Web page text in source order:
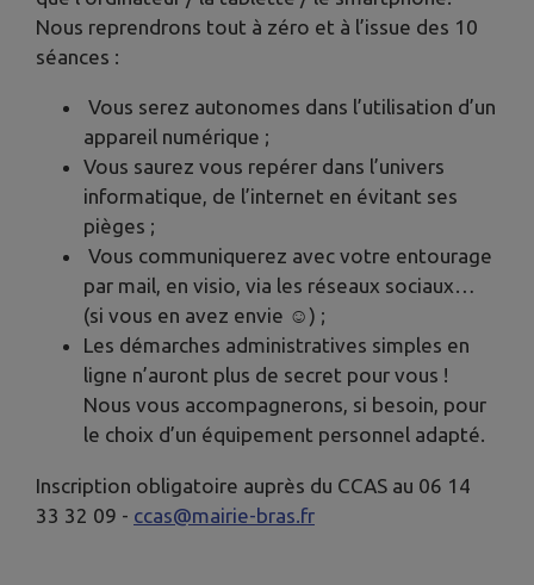
Nous reprendrons tout à zéro et à l’issue des 10
séances :
Vous serez autonomes dans l’utilisation d’un
appareil numérique ;
Vous saurez vous repérer dans l’univers
informatique, de l’internet en évitant ses
pièges ;
Vous communiquerez avec votre entourage
par mail, en visio, via les réseaux sociaux…
(si vous en avez envie ☺) ;
Les démarches administratives simples en
ligne n’auront plus de secret pour vous !
Nous vous accompagnerons, si besoin, pour
le choix d’un équipement personnel adapté.
Inscription obligatoire auprès du CCAS au 06 14
33 32 09 - ccas@mairie-bras.fr